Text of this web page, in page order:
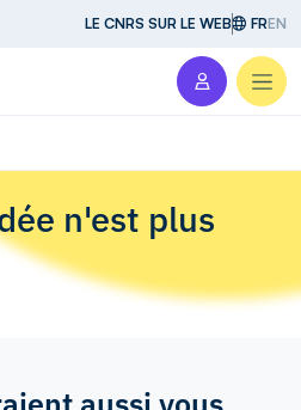
LE CNRS SUR LE WEB FREN
n'est plus